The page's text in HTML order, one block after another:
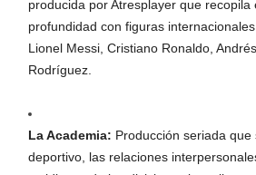
producida por Atresplayer que recopila
profundidad con figuras
Lionel Messi, Cristiano Ronaldo,
Rodríguez.
La Academia: Producción seriada
deportivo, las relaciones